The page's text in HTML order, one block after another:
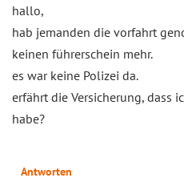
hallo,
hab jemanden die vorfahrt
keinen führerschein mehr.
es war keine Polizei da.
erfährt die Versicherung, dass
habe?
Antworten